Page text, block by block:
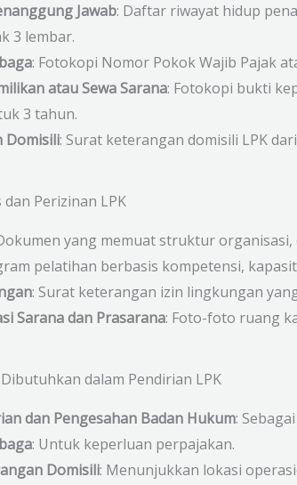
Jawab: Daftar riwayat hidup
3 lembar.
: Fotokopi Nomor Pokok Wajib Pajak
atau Sewa Sarana: Fotokopi bukti
3 tahun.
Domisili: Surat keterangan domisili LPK
Perizinan LPK
yang memuat struktur
pelatihan berbasis kompetensi,
: Surat keterangan izin lingkungan
Sarana dan Prasarana: Foto-foto ruang
dalam Pendirian LPK
dan Pengesahan Badan Hukum:
: Untuk keperluan perpajakan.
Domisili: Menunjukkan lokasi